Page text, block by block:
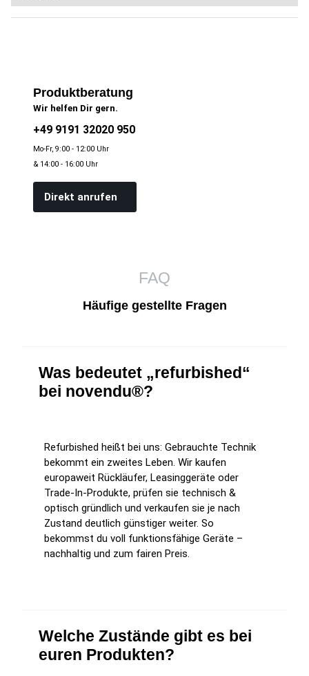
Produktberatung
Wir helfen Dir gern.
+49 9191 32020 950
Mo-Fr, 9:00 - 12:00 Uhr
& 14:00 - 16:00 Uhr
Direkt anrufen
FAQ
Häufige gestellte Fragen
Was bedeutet „refurbished“
bei novendu®?
Refurbished heißt bei uns: Gebrauchte Technik
bekommt ein zweites Leben. Wir kaufen
europaweit Rückläufer, Leasinggeräte oder
Trade-In-Produkte, prüfen sie technisch &
optisch gründlich und verkaufen sie je nach
Zustand deutlich günstiger weiter. So
bekommst du voll funktionsfähige Geräte –
nachhaltig und zum fairen Preis.
Welche Zustände gibt es bei
euren Produkten?